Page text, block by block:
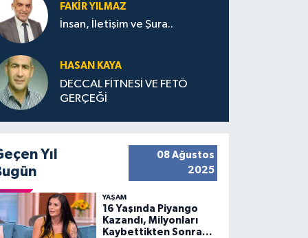
FAKIR YILMAZ
İnsan, İletişim ve Şura..
HASAN KAYA
DECCAL FİTNESİ VE FETÖ
GERÇEĞİ
Yıl
08 Ağustos
2025
YAŞAM
16 Yaşında Piyango
Kazandı, Milyonları
Kaybettikten Sonra